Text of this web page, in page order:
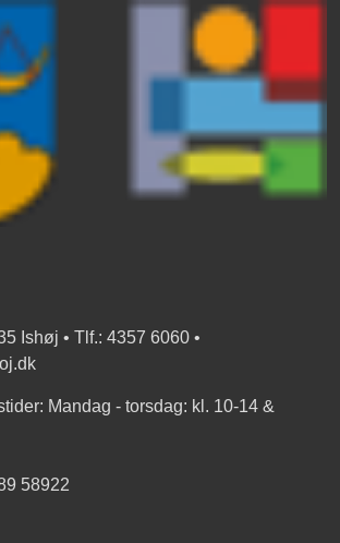
Ishøj • Tlf.: 4357 6060 •
Mandag - torsdag: kl. 10-14 &
58922